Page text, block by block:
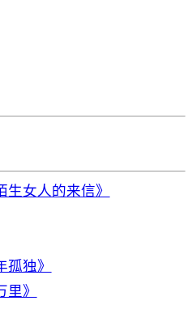
生女人的来信》
独》
》